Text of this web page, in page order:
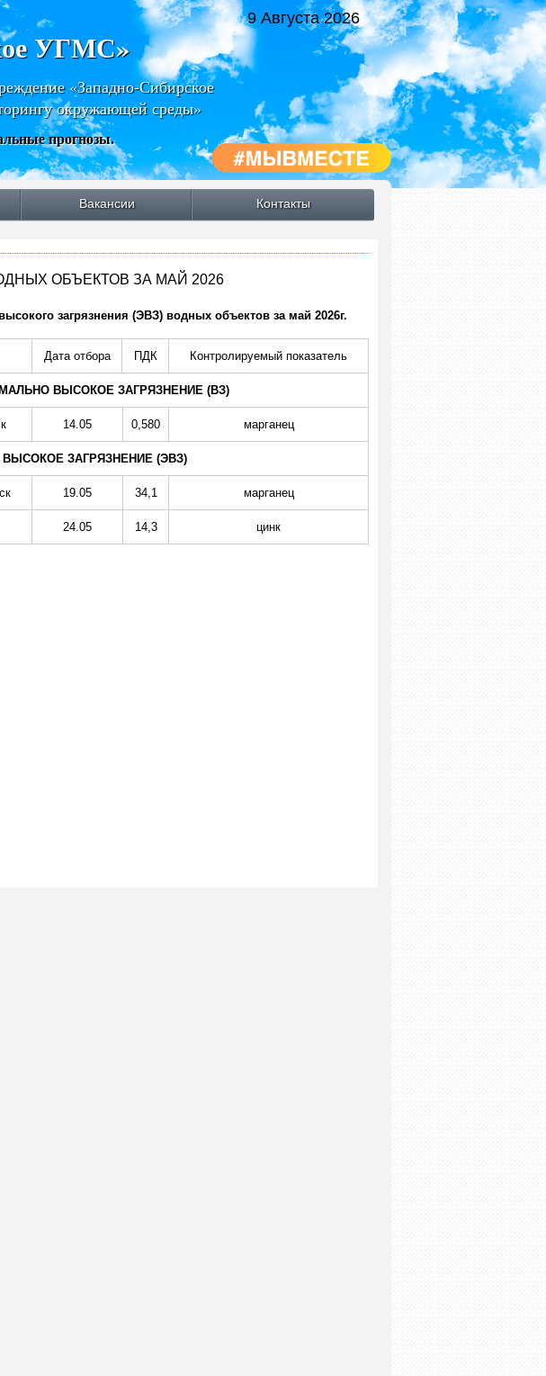
9 Августа 2026
УГМС»
«Западно-Сибирское
окружающей среды»
прогнозы.
Вакансии Контакты
ОБЪЕКТОВ ЗА МАЙ 2026
загрязнения (ЭВЗ) водных объектов за май 2026г.
Дата отбора ПДК Контролируемый показатель
ВЫСОКОЕ ЗАГРЯЗНЕНИЕ (ВЗ)
14.05 0,580 марганец
ВЫСОКОЕ ЗАГРЯЗНЕНИЕ (ЭВЗ)
19.05 34,1 марганец
24.05 14,3 цинк